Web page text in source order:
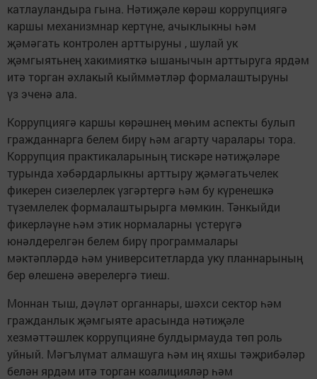
катлауландыра гына. Нәтиҗәле көрәш коррупциягә
каршы механизмнар кертүне, ачыклыкны һәм
җәмәгать контролен арттыруны , шулай ук
җәмгыятьнең хакимияткә ышанычын арттыруга ярдәм
итә торган әхлакый кыйммәтләр формалаштыруны
үз эченә ала.
Коррупциягә каршы көрәшнең мөһим аспекты булып
гражданнарга белем бирү һәм агарту чаралары тора.
Коррупция практикаларының тискәре нәтиҗәләре
турында хәбәрдарлыкны арттыру җәмәгатьчелек
фикерен сизелерлек үзгәртергә һәм бу күренешкә
түземлелек формалаштырырга мөмкин. Тәнкыйди
фикерләүне һәм этик нормаларны үстерүгә
юнәлдерелгән белем бирү программалары
мәктәпләрдә һәм университетларда уку планнарының
бер өлешенә әверелергә тиеш.
Моннан тыш, дәүләт органнары, шәхси сектор һәм
гражданлык җәмгыяте арасында нәтиҗәле
хезмәттәшлек коррупцияне булдырмауда төп роль
уйный. Мәгълүмат алмашуга һәм иң яхшы тәҗрибәләр
белән ярдәм итә торган коалицияләр һәм